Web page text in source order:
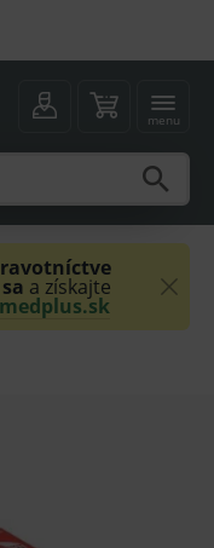
menu
a získajte